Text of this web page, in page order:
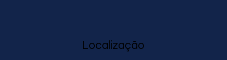
Localização